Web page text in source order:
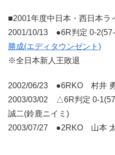
■2001年度中日本・西日本ラ
2001/10/13 ●6R判定 0-
勝成(エディタウンゼント)
※全日本新人王敗退
2002/06/23 ●6RKO 村井
2003/03/02 △6R判定 0-
誠二(鈴鹿ニイミ)
2003/07/27 ●2RKO 山本